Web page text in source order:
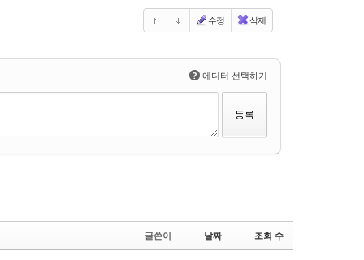
수정 삭제
? 에디터 선택하기
글쓴이 날짜 조회 수